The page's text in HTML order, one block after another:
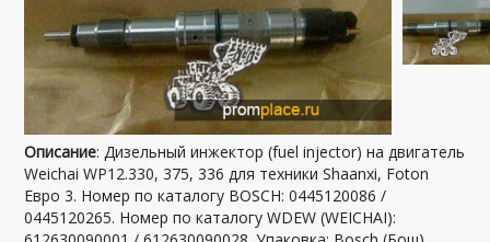
Описание: Дизельный инжектор (fuel injector) на двигатель
Weichai WP12.330, 375, 336 для техники Shaanxi, Foton
Евро 3. Номер по каталогу BOSCH: 0445120086 /
0445120265. Номер по каталогу WDEW (WEICHAI):